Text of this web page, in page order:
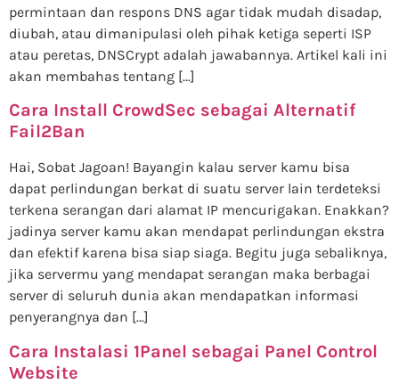
permintaan dan respons DNS agar tidak mudah disadap,
diubah, atau dimanipulasi oleh pihak ketiga seperti ISP
atau peretas, DNSCrypt adalah jawabannya. Artikel kali ini
akan membahas tentang […]
Cara Install CrowdSec sebagai Alternatif
Fail2Ban
Hai, Sobat Jagoan! Bayangin kalau server kamu bisa
dapat perlindungan berkat di suatu server lain terdeteksi
terkena serangan dari alamat IP mencurigakan. Enakkan?
jadinya server kamu akan mendapat perlindungan ekstra
dan efektif karena bisa siap siaga. Begitu juga sebaliknya,
jika servermu yang mendapat serangan maka berbagai
server di seluruh dunia akan mendapatkan informasi
penyerangnya dan […]
Cara Instalasi 1Panel sebagai Panel Control
Website